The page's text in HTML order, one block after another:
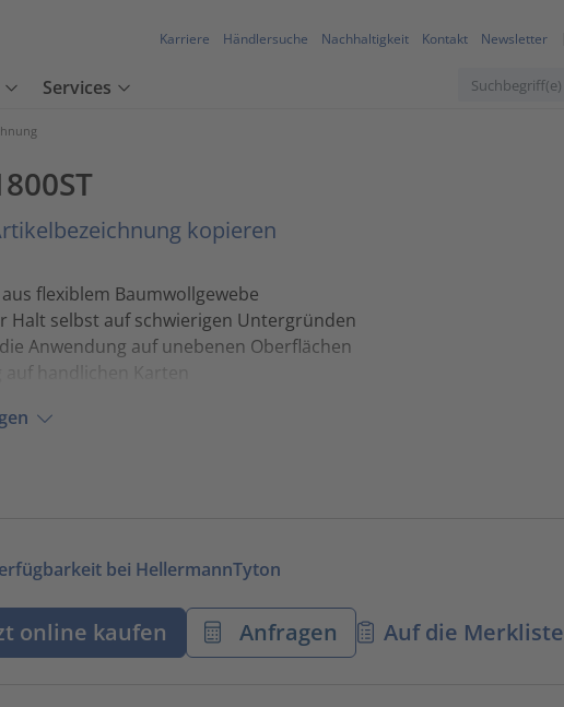
Karriere Händlersuche Nachhaltigkeit Kontakt Newsletter
Services
kopieren
flexiblem Baumwollgewebe
Halt selbst auf schwierigen Untergründen
Anwendung auf unebenen Oberflächen
auf handlichen Karten
bei HellermannTyton
online kaufen Anfragen Auf die Merkliste